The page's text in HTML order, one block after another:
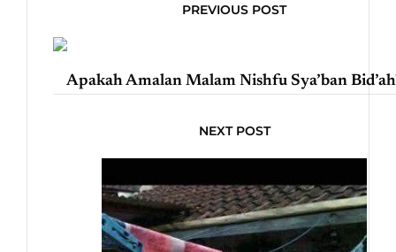
PREVIOUS POST
Apakah Amalan Malam Nishfu Sya’ban
NEXT POST